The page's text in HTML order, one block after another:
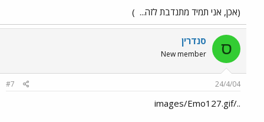
(אכן, אני תמיד מתנדבת לזה... )
ס סנדרין
New member
24/4/04
#7
../images/Emo127.gif